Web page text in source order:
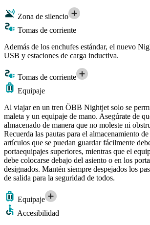
Zona de silencio
Tomas de corriente
Además de los enchufes estándar, el nuevo
USB y estaciones de carga inductiva.
Tomas de corriente
Equipaje
Al viajar en un tren ÖBB Nightjet solo se
maleta y un equipaje de mano. Asegúrate de
almacenado de manera que no moleste ni
Recuerda las pautas para el almacenamiento
artículos que se puedan guardar fácilmente
portaequipajes superiores, mientras que el
debe colocarse debajo del asiento o en los
designados. Mantén siempre despejados los
de salida para la seguridad de todos.
Equipaje
Accesibilidad